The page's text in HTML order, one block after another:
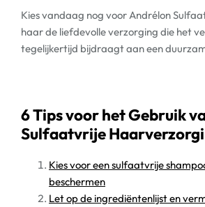
Kies vandaag nog voor Andrélon
haar de liefdevolle verzorging die het
tegelijkertijd bijdraagt aan een
6 Tips voor het Gebruik
Sulfaatvrije
Kies voor een sulfaatvrije
beschermen
Let op de ingrediëntenlijst en